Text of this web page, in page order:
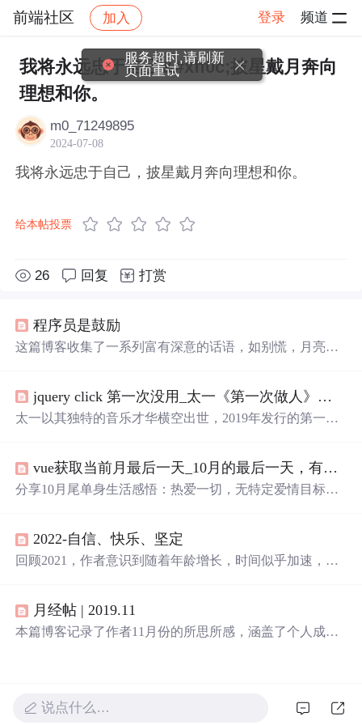
前端社区 加入 登录 频道
社区 前端社区 感慨 帖子详情
我将永远忠于自己&#xff0c;披星戴月奔向
理想和你。
m0_71249895
2024-07-08
我将永远忠于自己，披星戴月奔向理想和你。
给本帖投票
26 回复 打赏
程序员是鼓励
这篇博客收集了一系列富有深意的话语，如别慌，月亮也
持、热爱和希望的主题，鼓励人们在日常中寻找意义，保
持理智面对挑战，并在彼此的世界中找到连接。
jquery click 第一次没用_太一《第一次做人》：我们都懂的那种疼和忍，多伤人也迷人...
太一以其独特的音乐才华横空出世，2019年发行的第一张
通过歌词传达了成长的挣扎与坚持。
vue获取当前月最后一天_10月的最后一天，有哪些不想谈恋爱适合发朋友圈的文案？...
分享10月尾单身生活感悟：热爱一切，无特定爱情目标，
2022-自信、快乐、坚定
回顾2021，作者意识到随着年龄增长，时间似乎加速，对
与过去告别，理解爱情的本质。2022年，作者希望快乐、
自信并坚定，设定了学习、生活技能提升、旅行和阅读等
月经帖 | 2019.11
本篇博客记录了作者11月份的所思所感，涵盖了个人成
刻感悟。
说点什么…
服务超时,请刷新
页面重试